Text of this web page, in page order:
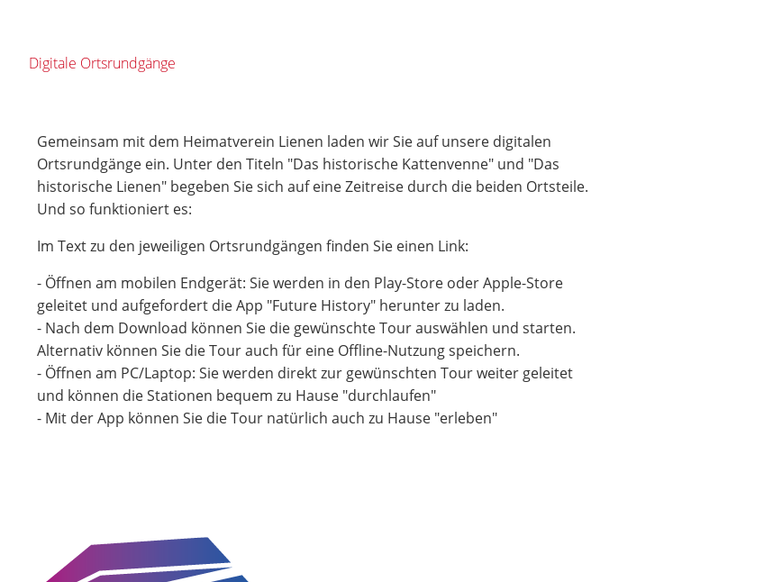
Digitale Ortsrundgänge
Gemeinsam mit dem Heimatverein Lienen laden wir Sie auf unsere digitalen
Ortsrundgänge ein. Unter den Titeln "Das historische Kattenvenne" und "Das
historische Lienen" begeben Sie sich auf eine Zeitreise durch die beiden Ortsteile.
Und so funktioniert es:
Im Text zu den jeweiligen Ortsrundgängen finden Sie einen Link:
- Öffnen am mobilen Endgerät: Sie werden in den Play-Store oder Apple-Store
geleitet und aufgefordert die App "Future History" herunter zu laden.
- Nach dem Download können Sie die gewünschte Tour auswählen und starten.
Alternativ können Sie die Tour auch für eine Offline-Nutzung speichern.
- Öffnen am PC/Laptop: Sie werden direkt zur gewünschten Tour weiter geleitet
und können die Stationen bequem zu Hause "durchlaufen"
- Mit der App können Sie die Tour natürlich auch zu Hause "erleben"